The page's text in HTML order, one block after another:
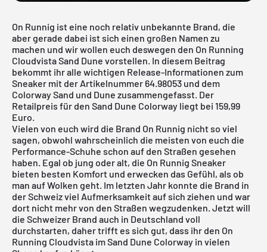
On Runnig ist eine noch relativ unbekannte Brand, die
aber gerade dabei ist sich einen großen Namen zu
machen und wir wollen euch deswegen den On Running
Cloudvista Sand Dune vorstellen. In diesem Beitrag
bekommt ihr alle wichtigen Release-Informationen zum
Sneaker mit der Artikelnummer 64.98053 und dem
Colorway Sand und Dune zusammengefasst. Der
Retailpreis für den Sand Dune Colorway liegt bei 159,99
Euro.
Vielen von euch wird die Brand On Runnig nicht so viel
sagen, obwohl wahrscheinlich die meisten von euch die
Performance-Schuhe schon auf den Straßen gesehen
haben. Egal ob jung oder alt, die On Runnig Sneaker
bieten besten Komfort und erwecken das Gefühl, als ob
man auf Wolken geht. Im letzten Jahr konnte die Brand in
der Schweiz viel Aufmerksamkeit auf sich ziehen und war
dort nicht mehr von den Straßen wegzudenken. Jetzt will
die Schweizer Brand auch in Deutschland voll
durchstarten, daher trifft es sich gut, dass ihr den On
Running Cloudvista im Sand Dune Colorway in vielen